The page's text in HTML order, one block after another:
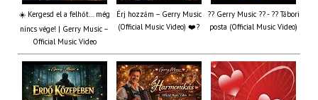
☀️ Kergesd el a felhőt… még
nincs vége! | Gerry Music –
Official Music Video
Érj hozzám – Gerry Music
(Official Music Video) ❤️?
?? Gerry Music ?? - ?? Tábori
posta (Official Music Video)